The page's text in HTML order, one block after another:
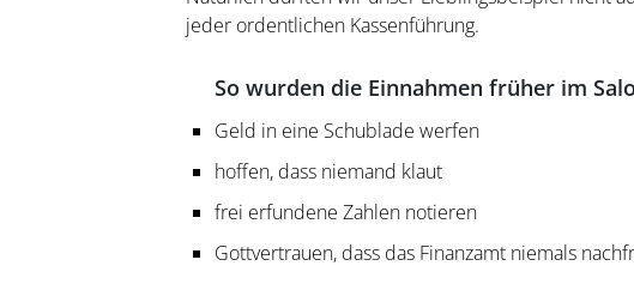
jeder ordentlichen Kassenführung.
So wurden die Einnahmen früher im
Geld in eine Schublade werfen
hoffen, dass niemand klaut
frei erfundene Zahlen notieren
Gottvertrauen, dass das Finanzamt niemals